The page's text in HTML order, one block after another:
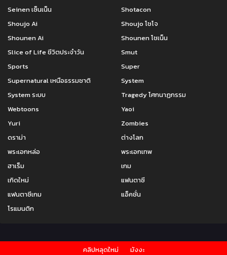
Seinen เซ็นเน็น
Shotacon
Shoujo Ai
Shoujo โชโจ
Shounen Ai
Shounen โชเน็น
Slice of Life ชีวิตประจำวัน
Smut
Sports
Super
Supernatural เหนือธรรมชาติ
System
System ระบบ
Tragedy โศกนาฏกรรม
Webtoons
Yaoi
Yuri
Zombies
ดราม่า
ต่างโลก
พระเอกหล่อ
พระเอกเทพ
ฮาเร็ม
เกม
เกิดใหม่
แฟนตาซี
แฟนตาซีเกม
แอ็คชั่น
โรแมนติก
คลิปหลุดใหม่ มังงะ